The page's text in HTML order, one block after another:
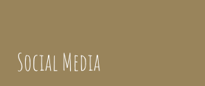
Social Media